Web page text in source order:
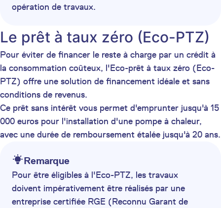
opération de travaux.
Le prêt à taux zéro (Eco-PTZ)
Pour éviter de financer le reste à charge par un crédit à
la consommation coûteux, l'Eco-prêt à taux zéro (Eco-
PTZ) offre une solution de financement idéale et sans
conditions de revenus.
Ce prêt sans intérêt vous permet d'emprunter jusqu'à 15
000 euros pour l'installation d'une pompe à chaleur,
avec une durée de remboursement étalée jusqu'à 20 ans.
Remarque
Pour être éligibles à l'Eco-PTZ, les travaux
doivent impérativement être réalisés par une
entreprise certifiée RGE (Reconnu Garant de